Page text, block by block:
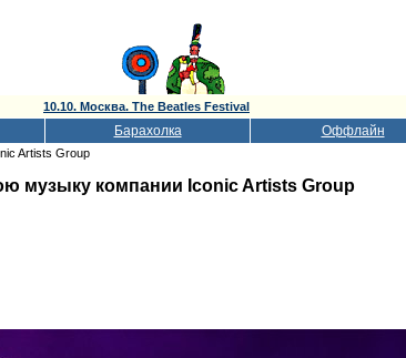
10.10. Москва. The Beatles Festival
Барахолка Оффлайн
Artists Group
музыку компании Iconic Artists Group